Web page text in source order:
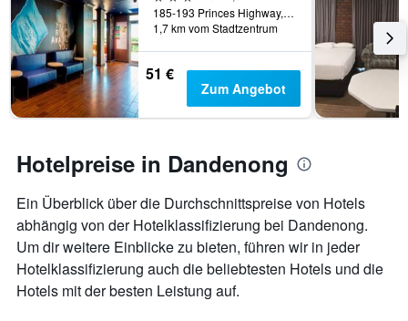
Aufenthalt
anzeigt
Das
Diagramm
hat
1
Y-
den
durchschnittlichen
Zimmerpreis
185-193 Princes Highway, Dandenong, VIC, Australien
1,7 km vom Stadtzentrum
51 €
Zum Angebot
Hotelpreise in Dandenong
Ein Überblick über die Durchschnittspreise von Hotels
abhängig von der Hotelklassifizierung bei Dandenong.
Um dir weitere Einblicke zu bieten, führen wir in jeder
Hotelklassifizierung auch die beliebtesten Hotels und die
Hotels mit der besten Leistung auf.